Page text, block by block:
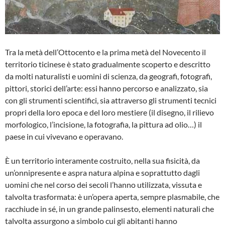
Tra la metà dell’Ottocento e la prima metà del Novecento il
territorio ticinese è stato gradualmente scoperto e descritto
da molti naturalisti e uomini di scienza, da geografi, fotografi,
pittori, storici dell’arte: essi hanno percorso e analizzato, sia
con gli strumenti scientifici, sia attraverso gli strumenti tecnici
propri della loro epoca e del loro mestiere (il disegno, il rilievo
morfologico, l’incisione, la fotografia, la pittura ad olio…) il
paese in cui vivevano e operavano.
È un territorio interamente costruito, nella sua fisicità, da
un’onnipresente e aspra natura alpina e soprattutto dagli
uomini che nel corso dei secoli l’hanno utilizzata, vissuta e
talvolta trasformata: è un’opera aperta, sempre plasmabile, che
racchiude in sé, in un grande palinsesto, elementi naturali che
talvolta assurgono a simbolo cui gli abitanti hanno